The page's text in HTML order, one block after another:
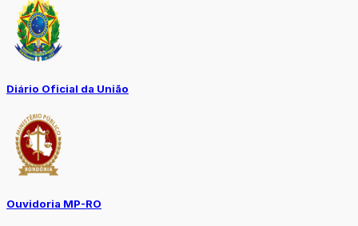
Diário Oficial da União
Ouvidoria MP-RO